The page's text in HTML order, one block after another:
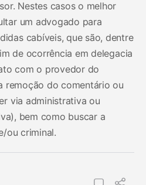
Nestes casos o melhor
um advogado para
cabíveis, que são, dentre
de ocorrência em delegacia
com o provedor do
remoção do comentário ou
via administrativa ou
bem como buscar a
ou criminal.